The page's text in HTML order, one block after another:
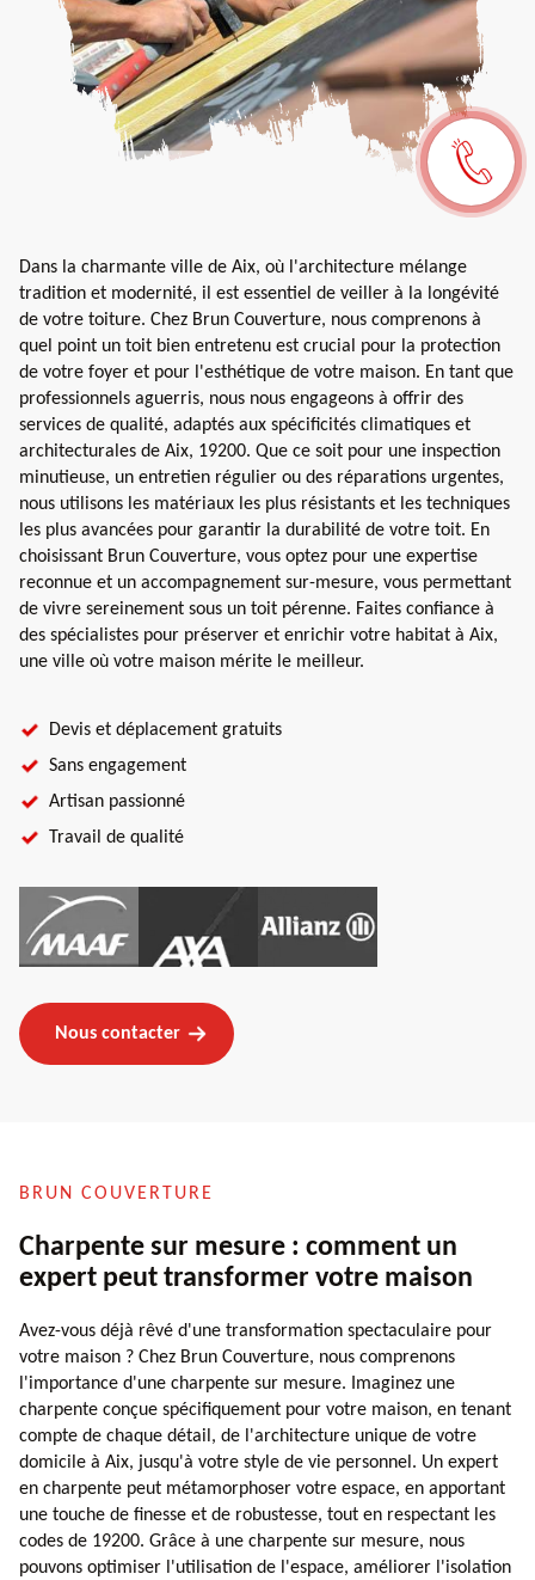
Dans la charmante ville de Aix, où l'architecture mélange
tradition et modernité, il est essentiel de veiller à la longévité
de votre toiture. Chez Brun Couverture, nous comprenons à
quel point un toit bien entretenu est crucial pour la protection
de votre foyer et pour l'esthétique de votre maison. En tant que
professionnels aguerris, nous nous engageons à offrir des
services de qualité, adaptés aux spécificités climatiques et
architecturales de Aix, 19200. Que ce soit pour une inspection
minutieuse, un entretien régulier ou des réparations urgentes,
nous utilisons les matériaux les plus résistants et les techniques
les plus avancées pour garantir la durabilité de votre toit. En
choisissant Brun Couverture, vous optez pour une expertise
reconnue et un accompagnement sur-mesure, vous permettant
de vivre sereinement sous un toit pérenne. Faites confiance à
des spécialistes pour préserver et enrichir votre habitat à Aix,
une ville où votre maison mérite le meilleur.
Devis et déplacement gratuits
Sans engagement
Artisan passionné
Travail de qualité
Nous contacter
BRUN COUVERTURE
Charpente sur mesure : comment un
expert peut transformer votre maison
Avez-vous déjà rêvé d'une transformation spectaculaire pour
votre maison ? Chez Brun Couverture, nous comprenons
l'importance d'une charpente sur mesure. Imaginez une
charpente conçue spécifiquement pour votre maison, en tenant
compte de chaque détail, de l'architecture unique de votre
domicile à Aix, jusqu'à votre style de vie personnel. Un expert
en charpente peut métamorphoser votre espace, en apportant
une touche de finesse et de robustesse, tout en respectant les
codes de 19200. Grâce à une charpente sur mesure, nous
pouvons optimiser l'utilisation de l'espace, améliorer l'isolation